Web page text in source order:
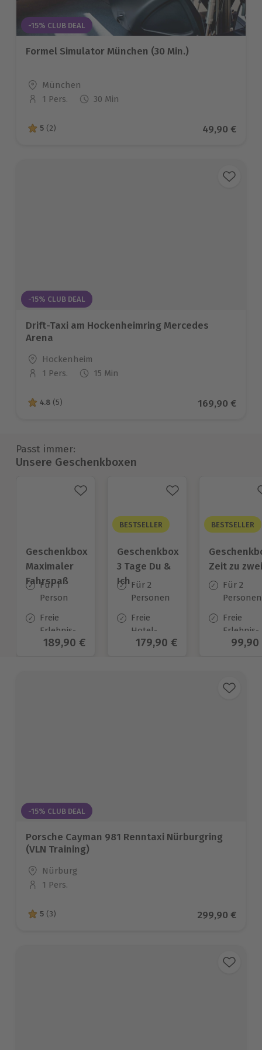
-15% CLUB DEAL
Formel Simulator München (30 Min.)
Standort
München
Anzahl der Teilnehmer
1 Pers. 30 Min
5 von 5 Sternen basierend auf 2 Bewertungen
5 (2) Aktueller
49,90 €
-15% CLUB DEAL
Drift-Taxi am Hockenheimring Mercedes
Arena
Standort
Hockenheim
Anzahl der Teilnehmer
1 Pers. 15 Min
4.8 von 5 Sternen basierend auf 5 Bewertungen
4.8 (5) Aktueller
169,90 €
Passt immer:
Unsere Geschenkboxen
Geschenkbox
Maximaler
Fahrspaß
Für 1
Person
Freie
Erlebnis-
Auswahl
Aktueller Preis
189,90 €
BESTSELLER
Geschenkbox
3 Tage Du &
Ich Für 2
Personen
Freie
Hotel-
Auswahl
Aktueller Preis
179,90 €
BESTSELLER
Zeit zu
Für 2
Personen
Freie
Erlebnis-
Auswahl
99,90
-15% CLUB DEAL
Porsche Cayman 981 Renntaxi Nürburgring
(VLN Training)
Standort
Nürburg
Anzahl der Teilnehmer
1 Pers.
5 von 5 Sternen basierend auf 3 Bewertungen
5 (3) Aktueller
299,90 €